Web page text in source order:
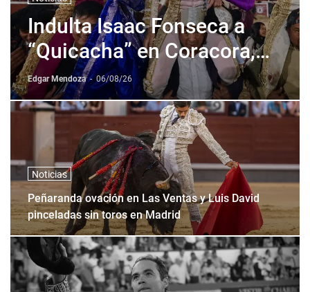
Indulta Isaac Fonseca a
“Quicacha” en Coracora,
Perú
Edgar Mendoza - 06/08/26
Noticias
Peñaranda ovación en Las Ventas y Luis David
pinceladas sin toros en Madrid